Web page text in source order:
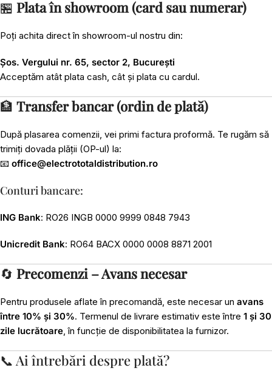
🏪 Plata în showroom (card sau numerar)
Poți achita direct în showroom-ul nostru din:
Șos. Vergului nr. 65, sector 2, București
Acceptăm atât plata cash, cât și plata cu cardul.
🏦 Transfer bancar (ordin de plată)
După plasarea comenzii, vei primi factura proformă. Te rugăm să
trimiți dovada plății (OP-ul) la:
📧 office@electrototaldistribution.ro
Conturi bancare:
ING Bank: RO26 INGB 0000 9999 0848 7943
Unicredit Bank: RO64 BACX 0000 0008 8871 2001
🔄 Precomenzi – Avans necesar
Pentru produsele aflate în precomandă, este necesar un avans
între 10% și 30%. Termenul de livrare estimativ este între 1 și 30
zile lucrătoare, în funcție de disponibilitatea la furnizor.
📞 Ai întrebări despre plată?